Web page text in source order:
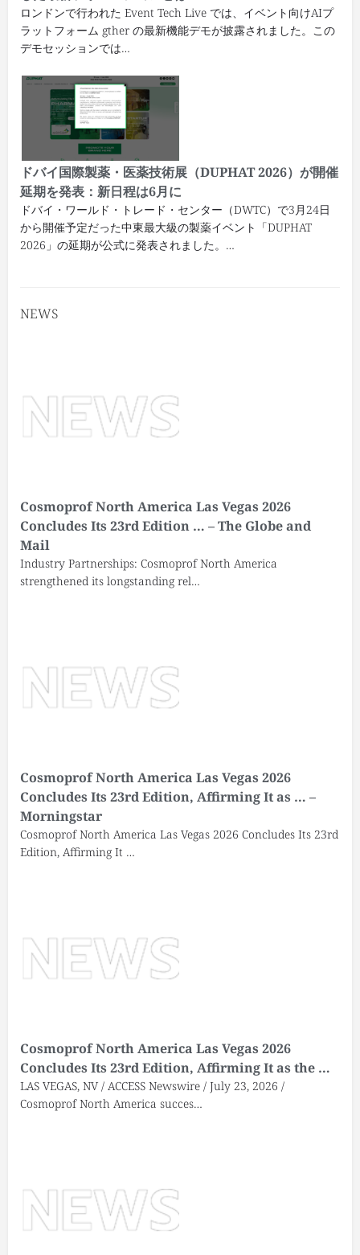
ロンドンで行われた Event Tech Live では、イベント向けAIプ
ラットフォーム gther の最新機能デモが披露されました。この
デモセッションでは…
ドバイ国際製薬・医薬技術展（DUPHAT 2026）が開催
延期を発表：新日程は6月に
ドバイ・ワールド・トレード・センター（DWTC）で3月24日
から開催予定だった中東最大級の製薬イベント「DUPHAT
2026」の延期が公式に発表されました。…
NEWS
Cosmoprof North America Las Vegas 2026
Concludes Its 23rd Edition … – The Globe and
Mail
Industry Partnerships: Cosmoprof North America
strengthened its longstanding rel…
Cosmoprof North America Las Vegas 2026
Concludes Its 23rd Edition, Affirming It as … –
Morningstar
Cosmoprof North America Las Vegas 2026 Concludes Its 23rd
Edition, Affirming It …
Cosmoprof North America Las Vegas 2026
Concludes Its 23rd Edition, Affirming It as the …
LAS VEGAS, NV / ACCESS Newswire / July 23, 2026 /
Cosmoprof North America succes…